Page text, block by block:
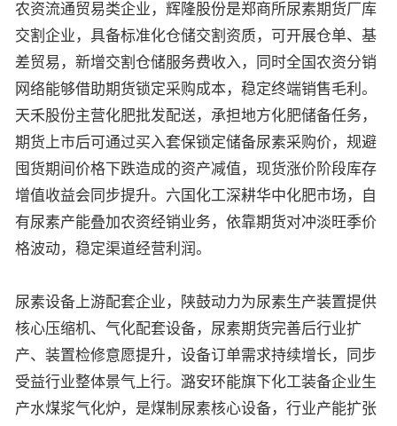
农资流通贸易类企业，辉隆股份是郑商所尿素期货厂库
交割企业，具备标准化仓储交割资质，可开展仓单、基
差贸易，新增交割仓储服务费收入，同时全国农资分销
网络能够借助期货锁定采购成本，稳定终端销售毛利。
天禾股份主营化肥批发配送，承担地方化肥储备任务，
期货上市后可通过买入套保锁定储备尿素采购价，规避
囤货期间价格下跌造成的资产减值，现货涨价阶段库存
增值收益会同步提升。六国化工深耕华中化肥市场，自
有尿素产能叠加农资经销业务，依靠期货对冲淡旺季价
格波动，稳定渠道经营利润。
尿素设备上游配套企业，陕鼓动力为尿素生产装置提供
核心压缩机、气化配套设备，尿素期货完善后行业扩
产、装置检修意愿提升，设备订单需求持续增长，同步
受益行业整体景气上行。潞安环能旗下化工装备企业生
产水煤浆气化炉，是煤制尿素核心设备，行业产能扩张